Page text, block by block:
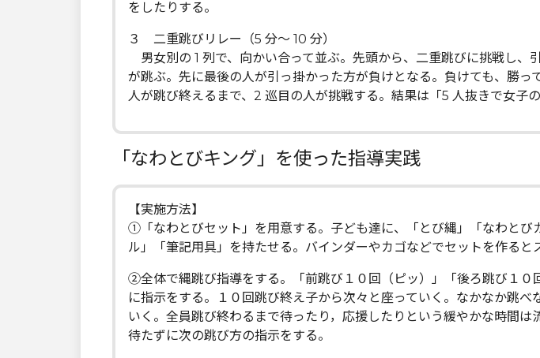
をしたりする。
３ 二重跳びリレー（5 分～ 10 分）
男女別の 1 列で、向かい合って並ぶ。先頭から、二重跳びに挑戦し、
が跳ぶ。先に最後の人が引っ掛かった方が負けとなる。負けても、勝っ
人が跳び終えるまで、2 巡目の人が挑戦する。結果は「5 人抜きで女子
「なわとびキング」を使った指導実践
【実施方法】
①「なわとびセット」を用意する。子ども達に、「とび縄」「なわとび
ル」「筆記用具」を持たせる。バインダーやカゴなどでセットを作ると
②全体で縄跳び指導をする。「前跳び１０回（ピッ）」「後ろ跳び１０
に指示をする。１０回跳び終え子から次々と座っていく。なかなか跳べ
いく。全員跳び終わるまで待ったり，応援したりという緩やかな時間は
待たずに次の跳び方の指示をする。